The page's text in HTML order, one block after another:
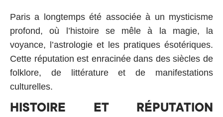
Paris a longtemps été associée à un mysticisme
profond, où l’histoire se mêle à la magie, la
voyance, l’astrologie et les pratiques ésotériques.
Cette réputation est enracinée dans des siècles de
folklore, de littérature et de manifestations
culturelles.
HISTOIRE ET RÉPUTATION